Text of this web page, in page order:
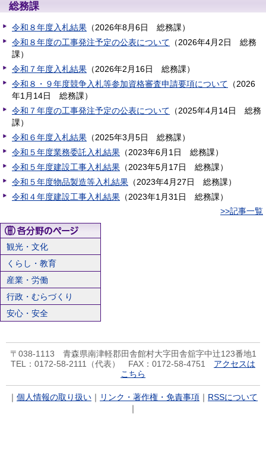
総務課
令和８年度入札結果 （2026年8月6日 総務課）
令和８年度の工事発注予定の公表について （2026年4月2日
総務
課）
令和７年度入札結果 （2026年2月16日 総務課）
令和８・９年度競争入札等参加資格審査申請要項について （2026
年1月14日
総務課）
令和７年度の工事発注予定の公表について （2025年4月14日
総務
課）
令和６年度入札結果 （2025年3月5日 総務課）
令和５年度業務委託入札結果 （2023年6月1日 総務課）
令和５年度建設工事入札結果 （2023年5月17日 総務課）
令和５年度物品製造等入札結果 （2023年4月27日 総務課）
令和４年度建設工事入札結果 （2023年1月31日 総務課）
>>記事一覧
観光・文化
くらし・教育
産業・労働
行政・むらづくり
安心・安全
〒038-1113 青森県南津軽郡田舎館村大字田舎舘字中辻123番地1
TEL：0172-58-2111（代表） FAX：0172-58-4751 アクセスは
こちら
｜ 個人情報の取り扱い ｜ リンク・著作権・免責事項 ｜ RSSについて
｜